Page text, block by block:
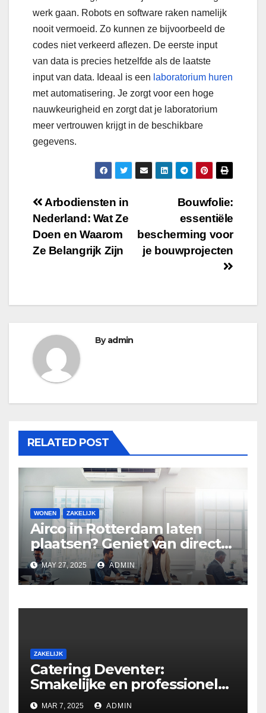
werk gaan. Robots en software raken namelijk
nooit vermoeid. Zo kunnen ze bijvoorbeeld de
codes niet verkeerd aflezen. De eerste input
van data is precies hetzelfde als de laatste
input van data. Ideaal is een laboratorium huren
met automatisering. Je zorgt voor een hoge
nauwkeurigheid en zorgt dat je laboratorium
meer vertrouwen krijgt in de beschikbare
gegevens.
Post
navigation
Bouwfolie:
essentiële
bescherming voor
je bouwprojecten
Arbodiensten in
Nederland: Wat Ze
Doen en Waarom
Ze Belangrijk Zijn
Byadmin
RELATED POST
WONEN ZAKELIJK
Airco in Rotterdam laten
plaatsen? Geniet van directe
verkoeling
MAY 27, 2025 ADMIN
ZAKELIJK
Catering Deventer:
Smakelijke en professionele
catering voor elk evenement
MAR 7, 2025 ADMIN